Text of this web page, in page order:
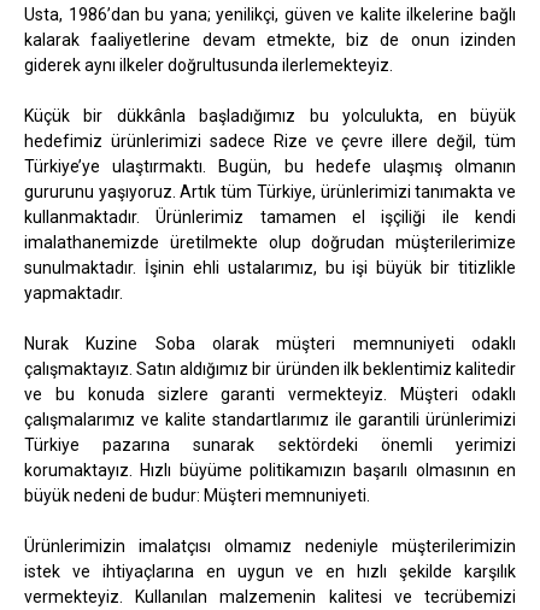
Usta, 1986’dan bu yana; yenilikçi, güven ve kalite ilkelerine bağlı
kalarak faaliyetlerine devam etmekte, biz de onun izinden
giderek aynı ilkeler doğrultusunda ilerlemekteyiz.
Küçük bir dükkânla başladığımız bu yolculukta, en büyük
hedefimiz ürünlerimizi sadece Rize ve çevre illere değil, tüm
Türkiye’ye ulaştırmaktı. Bugün, bu hedefe ulaşmış olmanın
gururunu yaşıyoruz. Artık tüm Türkiye, ürünlerimizi tanımakta ve
kullanmaktadır. Ürünlerimiz tamamen el işçiliği ile kendi
imalathanemizde üretilmekte olup doğrudan müşterilerimize
sunulmaktadır. İşinin ehli ustalarımız, bu işi büyük bir titizlikle
yapmaktadır.
Nurak Kuzine Soba olarak müşteri memnuniyeti odaklı
çalışmaktayız. Satın aldığımız bir üründen ilk beklentimiz kalitedir
ve bu konuda sizlere garanti vermekteyiz. Müşteri odaklı
çalışmalarımız ve kalite standartlarımız ile garantili ürünlerimizi
Türkiye pazarına sunarak sektördeki önemli yerimizi
korumaktayız. Hızlı büyüme politikamızın başarılı olmasının en
büyük nedeni de budur: Müşteri memnuniyeti.
Ürünlerimizin imalatçısı olmamız nedeniyle müşterilerimizin
istek ve ihtiyaçlarına en uygun ve en hızlı şekilde karşılık
vermekteyiz. Kullanılan malzemenin kalitesi ve tecrübemizi